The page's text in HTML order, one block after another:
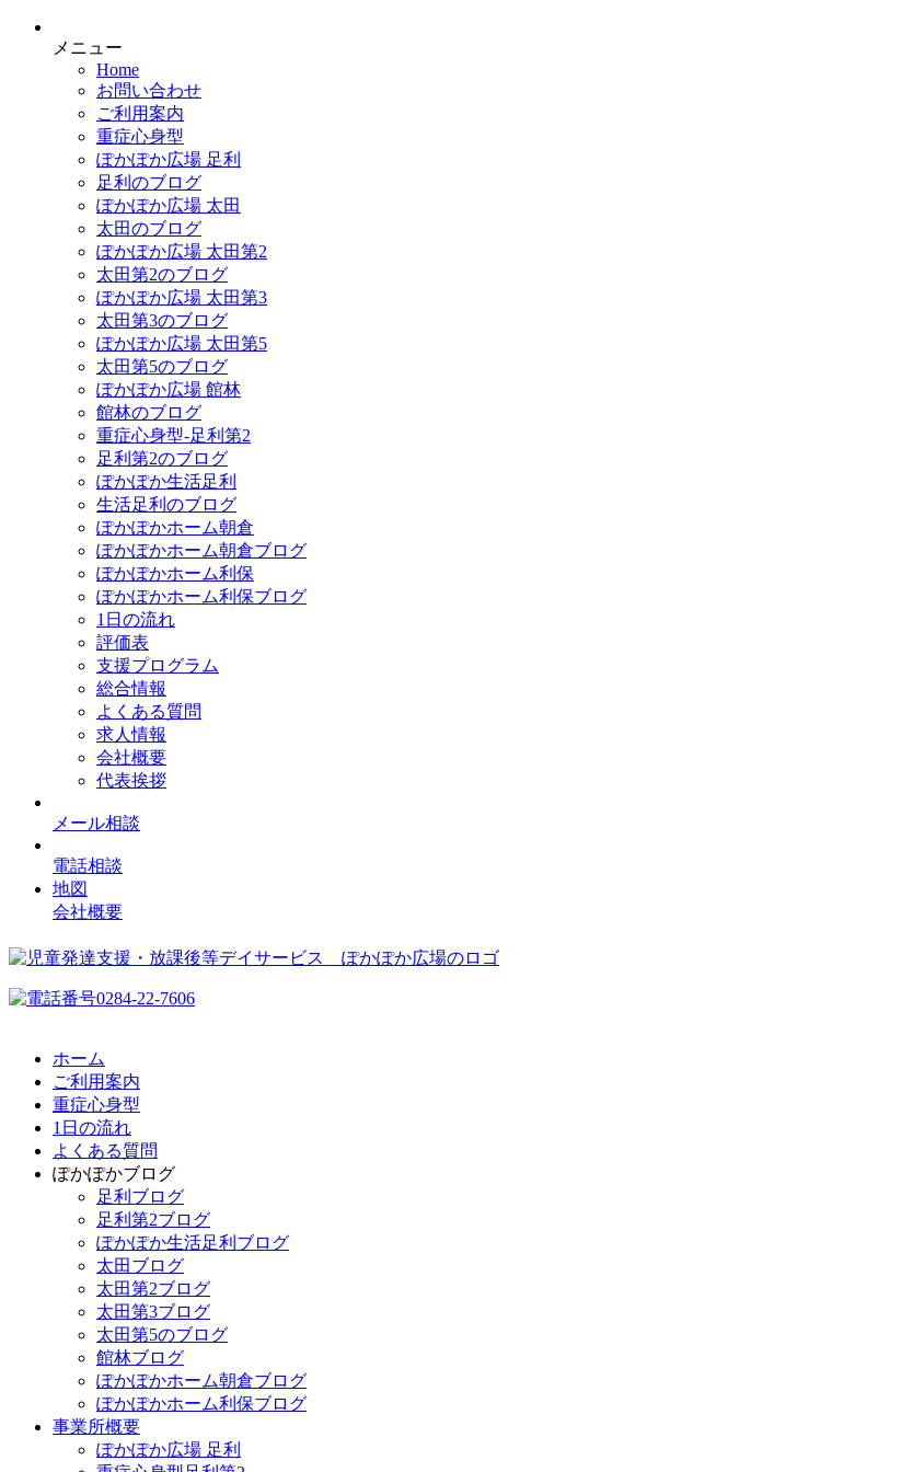
メニュー
Home
お問い合わせ
ご利用案内
重症心身型
ぽかぽか広場 足利
足利のブログ
ぽかぽか広場 太田
太田のブログ
ぽかぽか広場 太田第2
太田第2のブログ
ぽかぽか広場 太田第3
太田第3のブログ
ぽかぽか広場 太田第5
太田第5のブログ
ぽかぽか広場 館林
館林のブログ
重症心身型-足利第2
足利第2のブログ
ぽかぽか生活足利
生活足利のブログ
ぽかぽかホーム朝倉
ぽかぽかホーム朝倉ブログ
ぽかぽかホーム利保
ぽかぽかホーム利保ブログ
1日の流れ
評価表
支援プログラム
総合情報
よくある質問
求人情報
会社概要
代表挨拶
メール相談
電話相談
地図
会社概要
ホーム
ご利用案内
重症心身型
1日の流れ
よくある質問
ぽかぽかブログ
足利ブログ
足利第2ブログ
ぽかぽか生活足利ブログ
太田ブログ
太田第2ブログ
太田第3ブログ
太田第5のブログ
館林ブログ
ぽかぽかホーム朝倉ブログ
ぽかぽかホーム利保ブログ
事業所概要
ぽかぽか広場 足利